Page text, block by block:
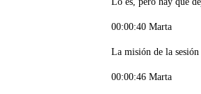
00:00:40 Marta
La misión de la
00:00:46 Marta